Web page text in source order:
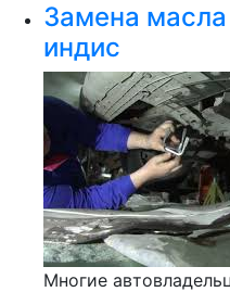
Замена масла
индис
Многие